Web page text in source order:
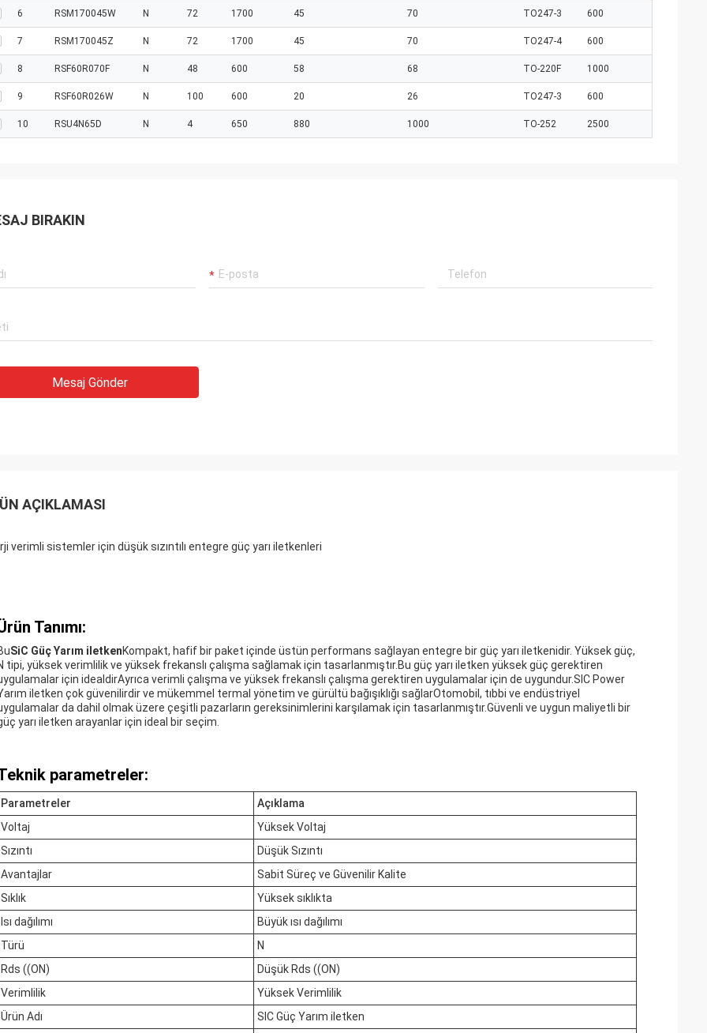
6 RSM170045W N 72 1700 45 70 TO247-3 600
7 RSM170045Z N 72 1700 45 70 TO247-4 600
8 RSF60R070F N 48 600 58 68 TO-220F 1000
9 RSF60R026W N 100 600 20 26 TO247-3 600
10 RSU4N65D N 4 650 880 1000 TO-252 2500
BIRAKIN
Mesaj Gönder
AÇIKLAMASI
verimli sistemler için düşük sızıntılı entegre güç yarı iletkenleri
Tanımı:
SiC Güç Yarım iletkenKompakt, hafif bir paket içinde üstün performans sağlayan entegre bir güç yarı iletkenidir. Yüksek güç,
tipi, yüksek verimlilik ve yüksek frekanslı çalışma sağlamak için tasarlanmıştır.Bu güç yarı iletken yüksek güç gerektiren
için idealdirAyrıca verimli çalışma ve yüksek frekanslı çalışma gerektiren uygulamalar için de uygundur.SIC Power
iletken çok güvenilirdir ve mükemmel termal yönetim ve gürültü bağışıklığı sağlarOtomobil, tıbbi ve endüstriyel
da dahil olmak üzere çeşitli pazarların gereksinimlerini karşılamak için tasarlanmıştır.Güvenli ve uygun maliyetli bir
yarı iletken arayanlar için ideal bir seçim.
parametreler:
Parametreler
Açıklama
Voltaj
Yüksek Voltaj
Sızıntı
Düşük Sızıntı
Avantajlar
Sabit Süreç ve Güvenilir Kalite
Sıklık
Yüksek sıklıkta
Isı dağılımı
Büyük ısı dağılımı
Türü
N
Rds ((ON)
Düşük Rds ((ON)
Verimlilik
Yüksek Verimlilik
Ürün Adı
SIC Güç Yarım iletken